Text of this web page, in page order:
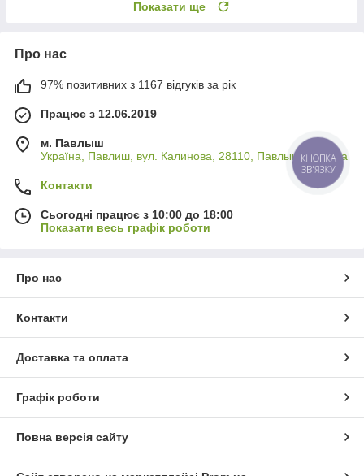
Показати ще
Про нас
97% позитивних з 1167 відгуків за рік
Працює з 12.06.2019
м. Павлыш
Україна, Павлиш, вул. Калинова, 28110, Павлыш, Україна
Контакти
Сьогодні працює з 10:00 до 18:00
Показати весь графік роботи
Про нас
Контакти
Доставка та оплата
Графік роботи
Повна версія сайту
КНОПКА
ЗВ'ЯЗКУ